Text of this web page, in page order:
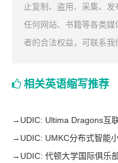
止复制、盗用、采集、发
任何网站、书籍等各类
者的合法权益，可联系我
相关英语缩写推荐
→ UDIC: Ultima Dragons互
→ UDIC: UMKC分布式智能
→ UDIC: 代顿大学国际俱乐